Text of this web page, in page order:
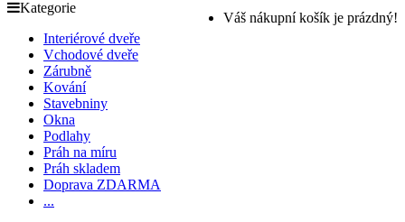
Váš nákupní košík je prázdný!
Kategorie
Interiérové dveře
Vchodové dveře
Zárubně
Kování
Stavebniny
Okna
Podlahy
Práh na míru
Práh skladem
Doprava ZDARMA
...